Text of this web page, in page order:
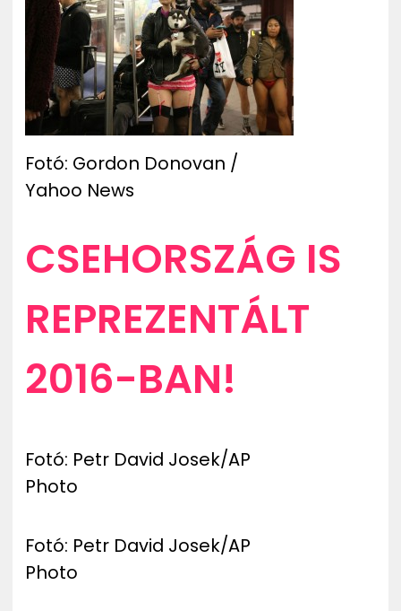
Fotó: Gordon Donovan /
Yahoo News
CSEHORSZÁG IS
REPREZENTÁLT
2016-BAN!
Fotó: Petr David Josek/AP
Photo
Fotó: Petr David Josek/AP
Photo